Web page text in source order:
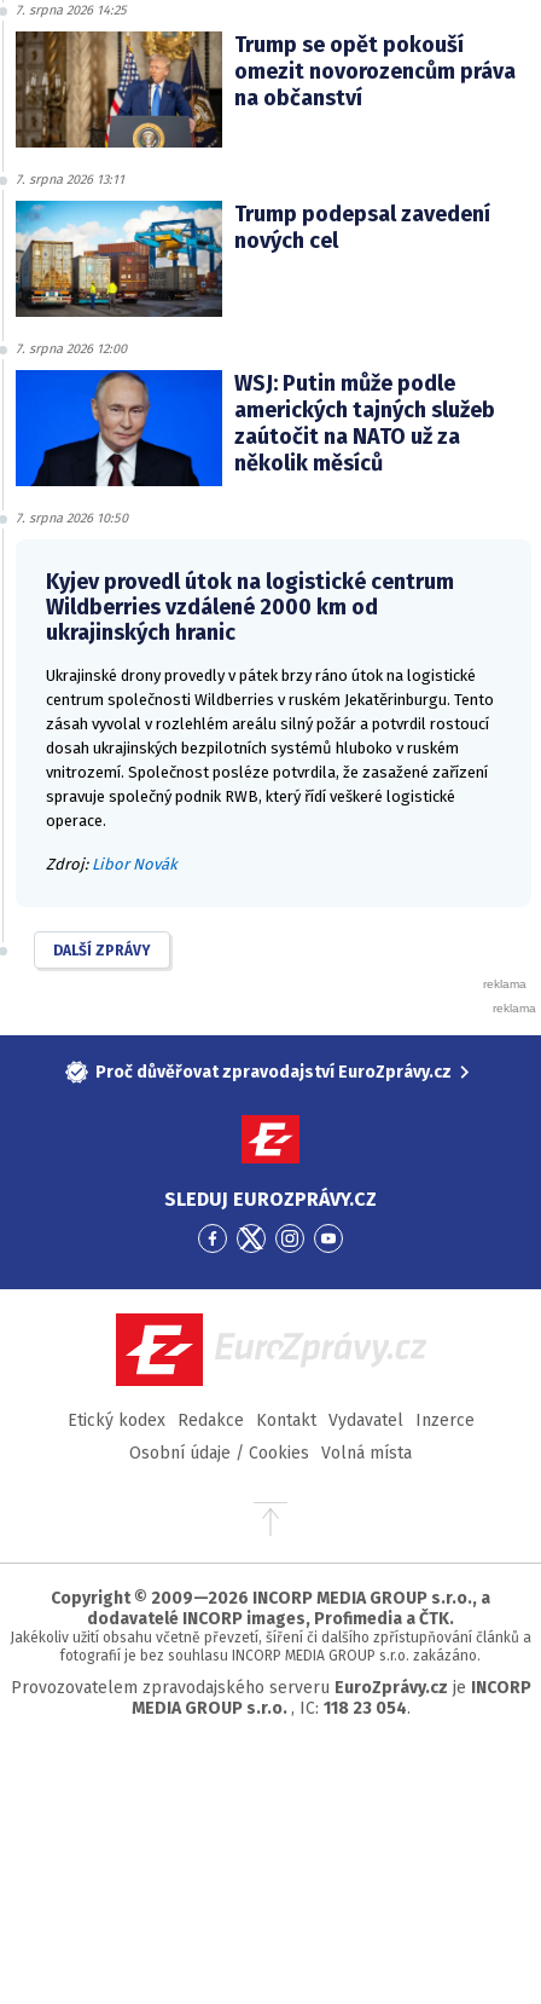
7. srpna 2026 14:25
Trump se opět pokouší
omezit novorozencům práva
na občanství
7. srpna 2026 13:11
Trump podepsal zavedení
nových cel
7. srpna 2026 12:00
WSJ: Putin může podle
amerických tajných služeb
zaútočit na NATO už za
několik měsíců
7. srpna 2026 10:50
Kyjev provedl útok na logistické centrum
Wildberries vzdálené 2000 km od
ukrajinských hranic
Ukrajinské drony provedly v pátek brzy ráno útok na logistické
centrum společnosti Wildberries v ruském Jekatěrinburgu. Tento
zásah vyvolal v rozlehlém areálu silný požár a potvrdil rostoucí
dosah ukrajinských bezpilotních systémů hluboko v ruském
vnitrozemí. Společnost posléze potvrdila, že zasažené zařízení
spravuje společný podnik RWB, který řídí veškeré logistické
operace.
Zdroj: Libor Novák
DALŠÍ ZPRÁVY
Proč důvěřovat zpravodajství EuroZprávy.cz
SLEDUJ EUROZPRÁVY.CZ
Přejít
Facebook
Přejít
Twitter
Přejít
Instagram
Přejít
YouTube
EuroZprávy.cz
Etický kodex Redakce Kontakt Vydavatel
Inzerce
Osobní údaje / Cookies
Volná místa
Přejít
stránky
Copyright © 2009—2026 INCORP MEDIA GROUP s.r.o., a
dodavatelé INCORP images, Profimedia a ČTK.
Jakékoliv užití obsahu včetně převzetí, šíření či dalšího zpřístupňování článků a
fotografií je bez souhlasu INCORP MEDIA GROUP s.r.o. zakázáno.
Provozovatelem zpravodajského serveru EuroZprávy.cz je INCORP
MEDIA GROUP s.r.o. , IC: 118 23 054.